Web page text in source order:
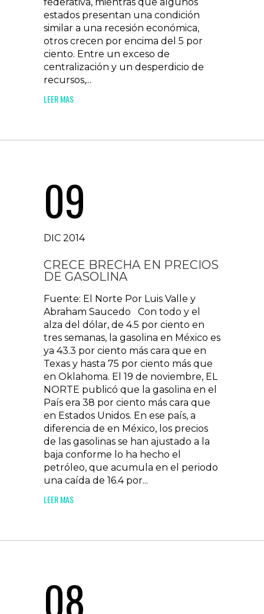
estados presentan una condición
similar a una recesión económica,
otros crecen por encima del 5 por
ciento. Entre un exceso de
centralización y un desperdicio de
recursos,...
LEER MAS
09
DIC 2014
CRECE BRECHA EN PRECIOS
DE GASOLINA
Fuente: El Norte Por Luis Valle y
Abraham Saucedo Con todo y el
alza del dólar, de 4.5 por ciento en
tres semanas, la gasolina en México es
ya 43.3 por ciento más cara que en
Texas y hasta 75 por ciento más que
en Oklahoma. El 19 de noviembre, EL
NORTE publicó que la gasolina en el
País era 38 por ciento más cara que
en Estados Unidos. En ese país, a
diferencia de en México, los precios
de las gasolinas se han ajustado a la
baja conforme lo ha hecho el
petróleo, que acumula en el periodo
una caída de 16.4 por...
LEER MAS
08